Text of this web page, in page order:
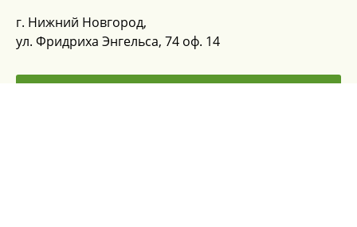
г. Нижний Новгород,
ул. Фридриха Энгельса, 74 оф. 14